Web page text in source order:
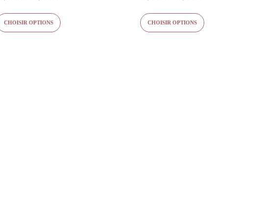
prix :
5,90 €
CHOISIR OPTIONS
prix :
6,90 €
CHOISIR OPTIONS